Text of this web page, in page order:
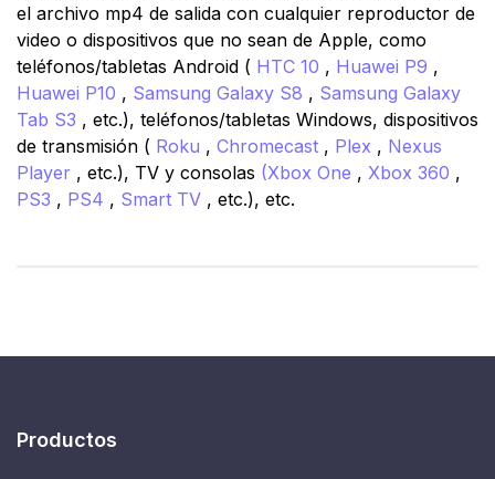
el archivo mp4 de salida con cualquier reproductor de
video o dispositivos que no sean de Apple, como
teléfonos/tabletas Android ( HTC 10 , Huawei P9 ,
Huawei P10 , Samsung Galaxy S8 , Samsung Galaxy
Tab S3 , etc.), teléfonos/tabletas Windows, dispositivos
de transmisión ( Roku , Chromecast , Plex , Nexus
Player , etc.), TV y consolas (Xbox One , Xbox 360 ,
PS3 , PS4 , Smart TV , etc.), etc.
Productos